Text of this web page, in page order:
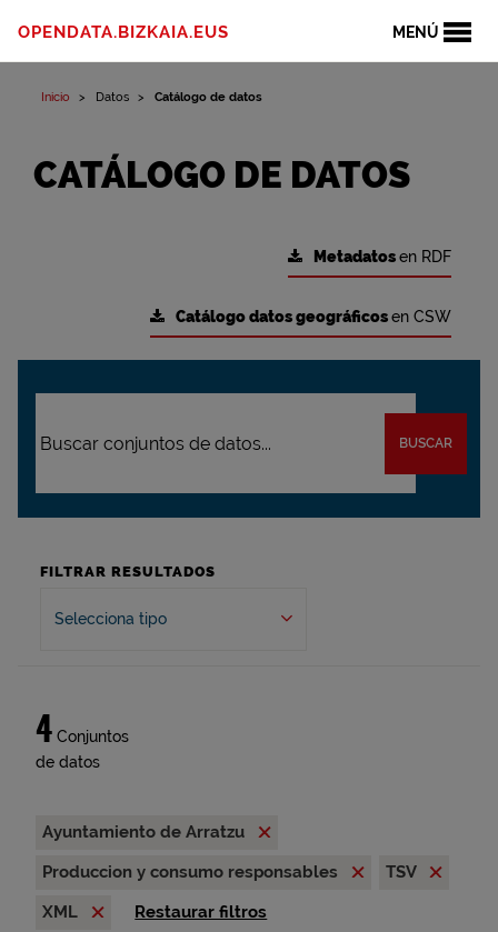
MENÚ
OPENDATA.BIZKAIA.EUS
Inicio Datos Catálogo de datos
CATÁLOGO DE DATOS
Metadatosen RDF
Catálogo datos geográficosen CSW
BUSCAR
FILTRAR RESULTADOS
Selecciona tipo
4 Conjuntos
de datos
Ayuntamiento de Arratzu
Produccion y consumo responsables
TSV
XML
Restaurar filtros